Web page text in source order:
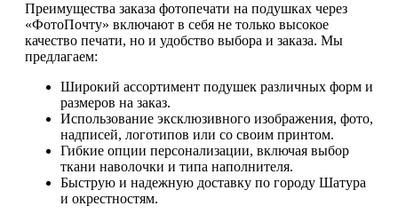
Преимущества заказа фотопечати на подушках через
«ФотоПочту» включают в себя не только высокое
качество печати, но и удобство выбора и заказа. Мы
предлагаем:
Широкий ассортимент подушек различных форм и
размеров на заказ.
Использование эксклюзивного изображения, фото,
надписей, логотипов или со своим принтом.
Гибкие опции персонализации, включая выбор
ткани наволочки и типа наполнителя.
Быструю и надежную доставку по городу Шатура
и окрестностям.